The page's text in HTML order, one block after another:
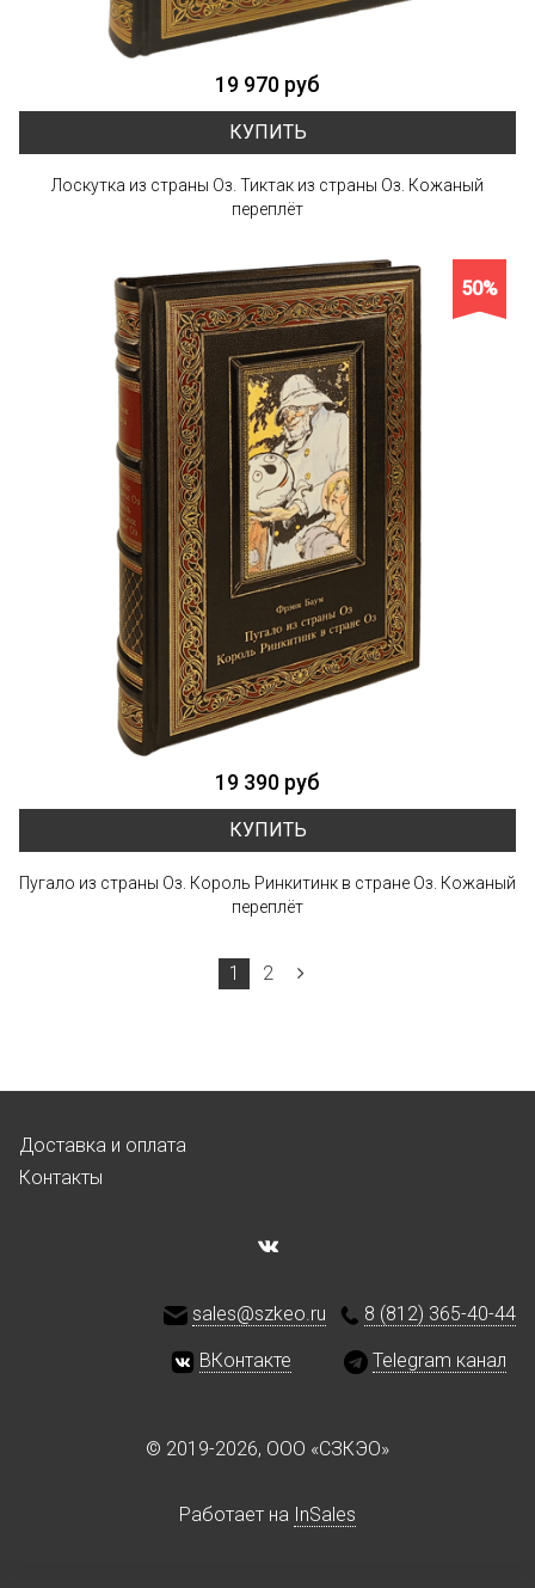
19 970 руб
КУПИТЬ
Лоскутка из страны Оз. Тиктак из страны Оз. Кожаный
переплёт
50%
19 390 руб
КУПИТЬ
Пугало из страны Оз. Король Ринкитинк в стране Оз. Кожаный
переплёт
1 2
Доставка и оплата
Контакты
sales@szkeo.ru 8 (812) 365-40-44
ВКонтакте Telegram канал
© 2019-2026, ООО «СЗКЭО»
Работает на InSales